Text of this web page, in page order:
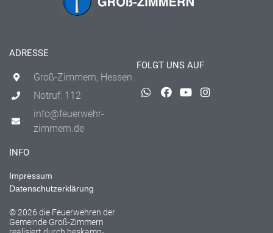
ADRESSE
Groß-Zimmern, Hessen
Notruf: 112
info@feuerwehr-
zimmern.de
FOLGT UNS AUF
INFO
Impressum
Datenschutzerklärung
© 2026 die Feuerwehren der
Gemeinde Groß-Zimmern